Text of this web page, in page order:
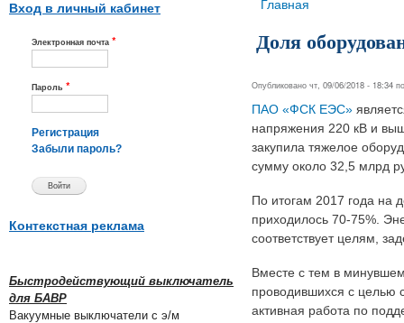
Вход в личный кабинет
Электронная почта *
Пароль *
Регистрация
Забыли пароль?
Контекстная реклама
Быстродействующий выключатель
для БАВР
Вакуумные выключатели с э/м
Вы здесь
Главная
Доля
Опубликовано чт, 09/06/2018 - 18:34
ПАО «ФСК ЕЭС»
напряжения 220 кВ и
закупила тяжелое
сумму около 32,5 млрд
По итогам 2017 года на
приходилось 70-75%.
соответствует целям,
Вместе с тем в
проводившихся с целью
активная работа по